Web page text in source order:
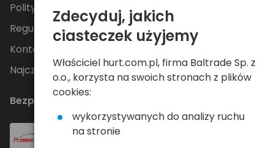
Polityka Prywatności
Regulamin
Kontakt
Najczęściej zadawane pytania
Bezpieczne płatności
Zdecyduj, jakich
ciasteczek użyjemy
Właściciel hurt.com.pl, firma Baltrade Sp. z
o.o., korzysta na swoich stronach z plików
cookies:
wykorzystywanych do analizy ruchu
na stronie